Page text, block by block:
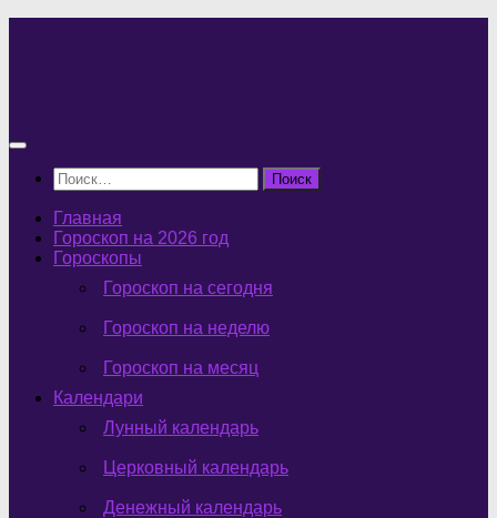
Найти:
Главная
Гороскоп на 2026 год
Гороскопы
Гороскоп на сегодня
Гороскоп на неделю
Гороскоп на месяц
Календари
Лунный календарь
Церковный календарь
Денежный календарь